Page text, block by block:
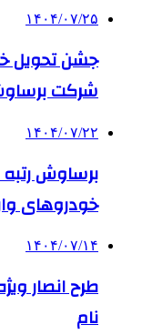
۱۴۰۴/۰۷/۲۵
جشن تحویل
شرکت
۱۴۰۴/۰۷/۲۲
برساوش
خودروهای
۱۴۰۴/۰۷/۱۴
نام